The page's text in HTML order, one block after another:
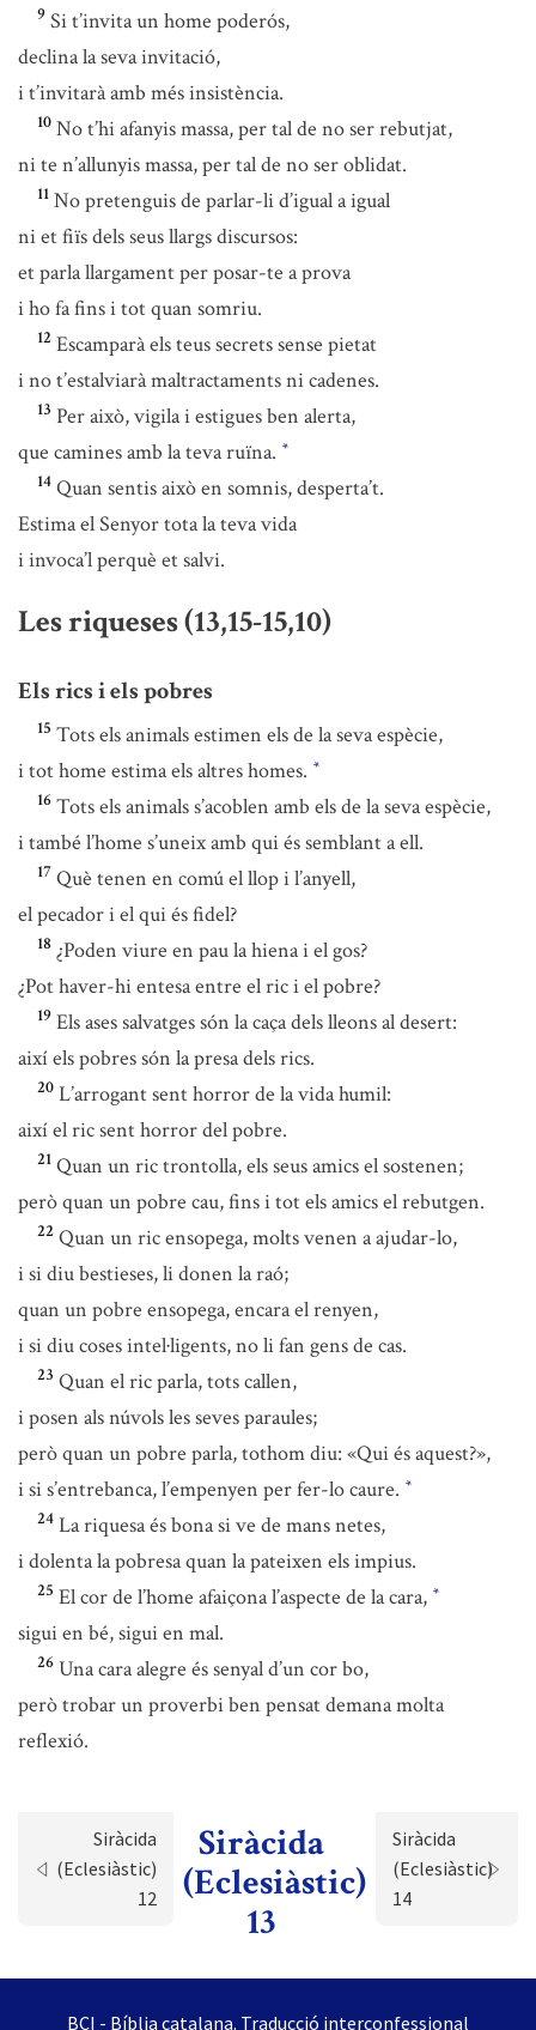
9 Si t’invita un home poderós,
declina la seva invitació,
i t’invitarà amb més insistència.
10 No t’hi afanyis massa, per tal de no ser rebutjat,
ni te n’allunyis massa, per tal de no ser oblidat.
11 No pretenguis de parlar-li d’igual a igual
ni et fiïs dels seus llargs discursos:
et parla llargament per posar-te a prova
i ho fa fins i tot quan somriu.
12 Escamparà els teus secrets sense pietat
i no t’estalviarà maltractaments ni cadenes.
13 Per això, vigila i estigues ben alerta,
que camines amb la teva ruïna. *
14 Quan sentis això en somnis, desperta’t.
Estima el Senyor tota la teva vida
i invoca’l perquè et salvi.
Les riqueses (13,15-15,10)
Els rics i els pobres
15 Tots els animals estimen els de la seva espècie,
i tot home estima els altres homes. *
16 Tots els animals s’acoblen amb els de la seva espècie,
i també l’home s’uneix amb qui és semblant a ell.
17 Què tenen en comú el llop i l’anyell,
el pecador i el qui és fidel?
18 ¿Poden viure en pau la hiena i el gos?
¿Pot haver-hi entesa entre el ric i el pobre?
19 Els ases salvatges són la caça dels lleons al desert:
així els pobres són la presa dels rics.
20 L’arrogant sent horror de la vida humil:
així el ric sent horror del pobre.
21 Quan un ric trontolla, els seus amics el sostenen;
però quan un pobre cau, fins i tot els amics el rebutgen.
22 Quan un ric ensopega, molts venen a ajudar-lo,
i si diu bestieses, li donen la raó;
quan un pobre ensopega, encara el renyen,
i si diu coses intel·ligents, no li fan gens de cas.
23 Quan el ric parla, tots callen,
i posen als núvols les seves paraules;
però quan un pobre parla, tothom diu: «Qui és aquest?»,
i si s’entrebanca, l’empenyen per fer-lo caure. *
24 La riquesa és bona si ve de mans netes,
i dolenta la pobresa quan la pateixen els impius.
25 El cor de l’home afaiçona l’aspecte de la cara, *
sigui en bé, sigui en mal.
26 Una cara alegre és senyal d’un cor bo,
però trobar un proverbi ben pensat demana molta
reflexió.
Siràcida
(Eclesiàstic)
12
Siràcida
(Eclesiàstic)
13
Siràcida
(Eclesiàstic)
14
BCI - Bíblia catalana. Traducció interconfessional